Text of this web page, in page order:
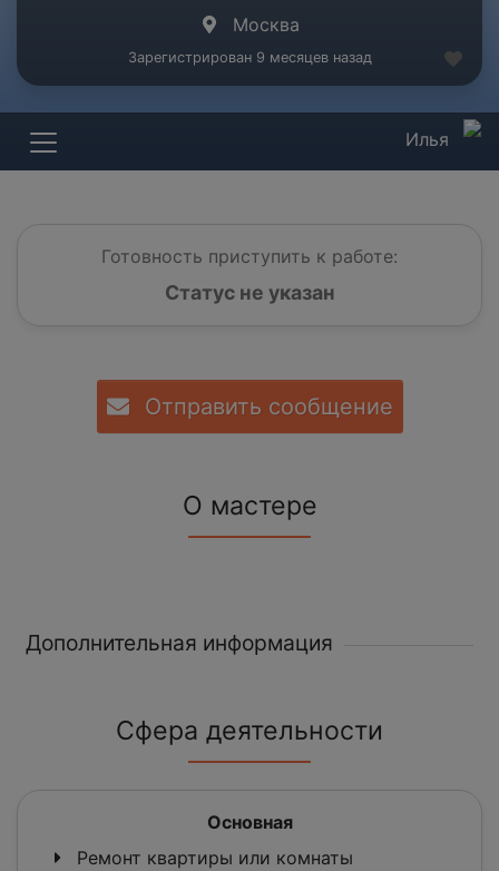
Москва
Зарегистрирован 9 месяцев назад
Илья
Готовность приступить к работе:
Статус не указан
Отправить сообщение
О мастере
Дополнительная информация
Сфера деятельности
Основная
Ремонт квартиры или комнаты